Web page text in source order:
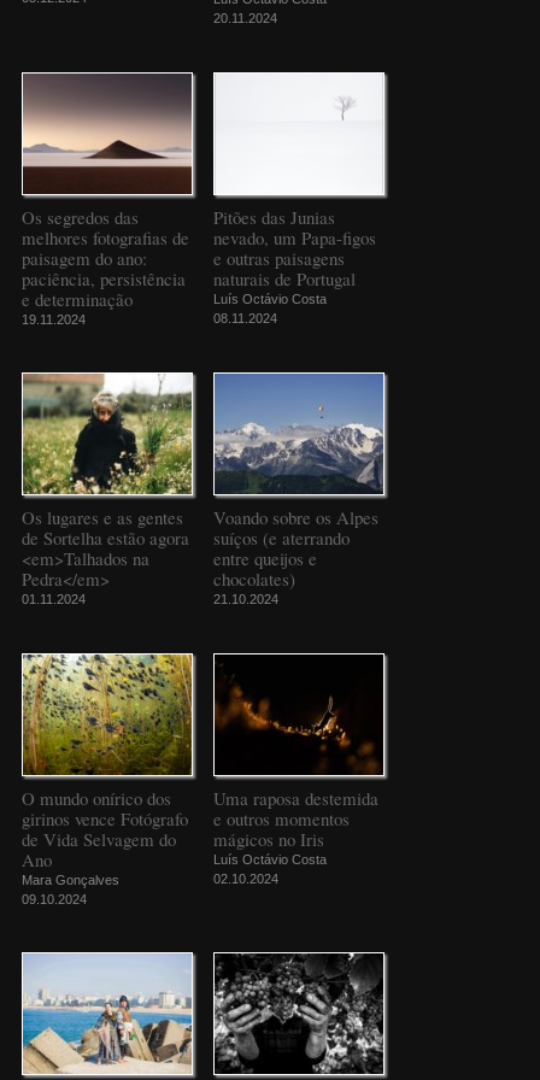
20.11.2024
Os segredos das
melhores fotografias de
paisagem do ano:
paciência, persistência
e determinação
19.11.2024
Pitões das Junias
nevado, um Papa-figos
e outras paisagens
naturais de Portugal
Luís Octávio Costa
08.11.2024
Os lugares e as gentes
de Sortelha estão agora
<em>Talhados na
Pedra</em>
01.11.2024
Voando sobre os Alpes
suíços (e aterrando
entre queijos e
chocolates)
21.10.2024
O mundo onírico dos
girinos vence Fotógrafo
de Vida Selvagem do
Ano
Mara Gonçalves
09.10.2024
Uma raposa destemida
e outros momentos
mágicos no Iris
Luís Octávio Costa
02.10.2024